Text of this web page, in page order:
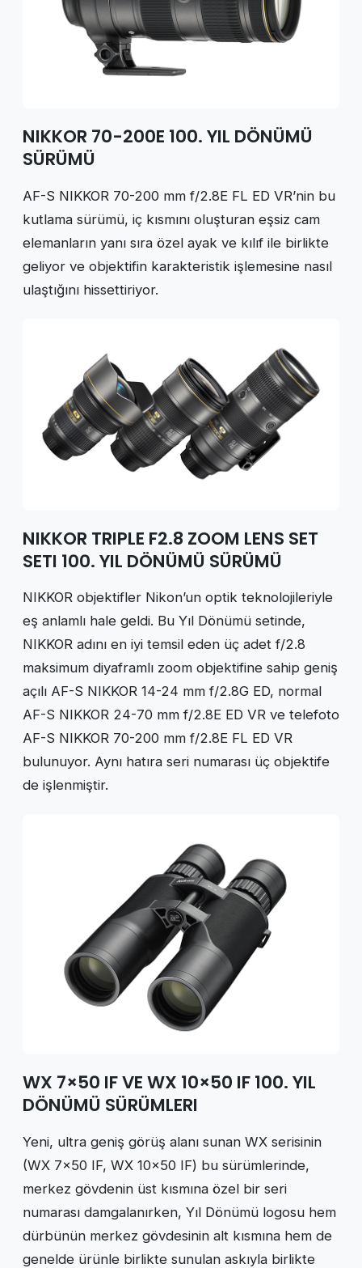
NIKKOR 70-200E 100. YIL DÖNÜMÜ
SÜRÜMÜ
AF-S NIKKOR 70-200 mm f/2.8E FL ED VR’nin bu
kutlama sürümü, iç kısmını oluşturan eşsiz cam
elemanların yanı sıra özel ayak ve kılıf ile birlikte
geliyor ve objektifin karakteristik işlemesine nasıl
ulaştığını hissettiriyor.
NIKKOR TRIPLE F2.8 ZOOM LENS SET
SETI 100. YIL DÖNÜMÜ SÜRÜMÜ
NIKKOR objektifler Nikon’un optik teknolojileriyle
eş anlamlı hale geldi. Bu Yıl Dönümü setinde,
NIKKOR adını en iyi temsil eden üç adet f/2.8
maksimum diyaframlı zoom objektifine sahip geniş
açılı AF-S NIKKOR 14-24 mm f/2.8G ED, normal
AF-S NIKKOR 24-70 mm f/2.8E ED VR ve telefoto
AF-S NIKKOR 70-200 mm f/2.8E FL ED VR
bulunuyor. Aynı hatıra seri numarası üç objektife
de işlenmiştir.
WX 7×50 IF VE WX 10×50 IF 100. YIL
DÖNÜMÜ SÜRÜMLERI
Yeni, ultra geniş görüş alanı sunan WX serisinin
(WX 7×50 IF, WX 10×50 IF) bu sürümlerinde,
merkez gövdenin üst kısmına özel bir seri
numarası damgalanırken, Yıl Dönümü logosu hem
dürbünün merkez gövdesinin alt kısmına hem de
genelde ürünle birlikte sunulan askıyla birlikte